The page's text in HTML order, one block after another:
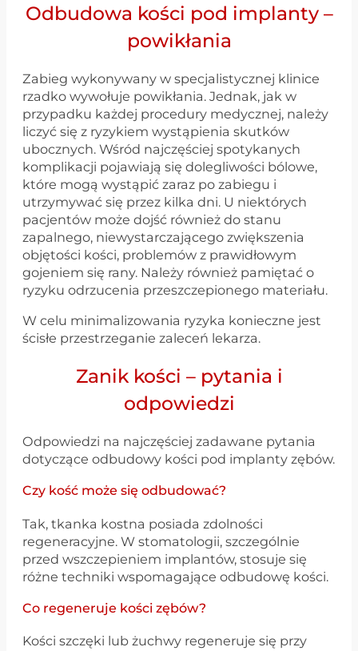
Odbudowa kości pod implanty –
powikłania
Zabieg wykonywany w specjalistycznej klinice
rzadko wywołuje powikłania. Jednak, jak w
przypadku każdej procedury medycznej, należy
liczyć się z ryzykiem wystąpienia skutków
ubocznych. Wśród najczęściej spotykanych
komplikacji pojawiają się dolegliwości bólowe,
które mogą wystąpić zaraz po zabiegu i
utrzymywać się przez kilka dni. U niektórych
pacjentów może dojść również do stanu
zapalnego, niewystarczającego zwiększenia
objętości kości, problemów z prawidłowym
gojeniem się rany. Należy również pamiętać o
ryzyku odrzucenia przeszczepionego materiału.
W celu minimalizowania ryzyka konieczne jest
ścisłe przestrzeganie zaleceń lekarza.
Zanik kości – pytania i
odpowiedzi
Odpowiedzi na najczęściej zadawane pytania
dotyczące odbudowy kości pod implanty zębów.
Czy kość może się odbudować?
Tak, tkanka kostna posiada zdolności
regeneracyjne. W stomatologii, szczególnie
przed wszczepieniem implantów, stosuje się
różne techniki wspomagające odbudowę kości.
Co regeneruje kości zębów?
Kości szczęki lub żuchwy regeneruje się przy